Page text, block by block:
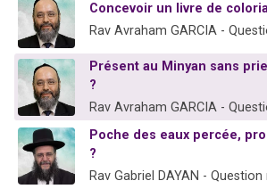
Concevoir un livre de
Rav Avraham GARCIA -
Présent au Minyan sans
?
Rav Avraham GARCIA -
Poche des eaux percée,
?
Rav Gabriel DAYAN - Question